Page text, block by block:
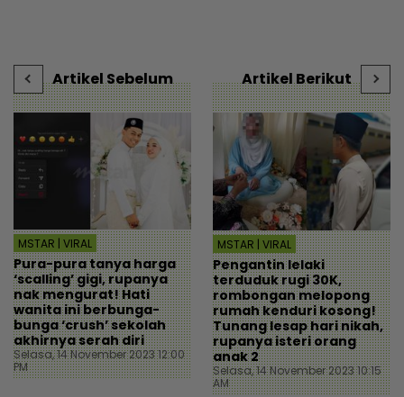
Artikel Sebelum
MSTAR | VIRAL
Pura-pura tanya harga
‘scalling’ gigi, rupanya
nak mengurat! Hati
wanita ini berbunga-
bunga ‘crush’ sekolah
akhirnya serah diri
Selasa, 14 November 2023 12:00
PM
Artikel Berikut
MSTAR | VIRAL
Pengantin lelaki
terduduk rugi 30K,
rombongan melopong
rumah kenduri kosong!
Tunang lesap hari nikah,
rupanya isteri orang
anak 2
Selasa, 14 November 2023 10:15
AM